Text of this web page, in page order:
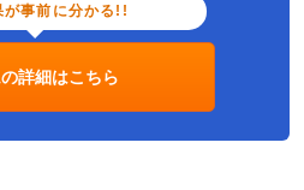
が事前に分かる!!
詳細はこちら